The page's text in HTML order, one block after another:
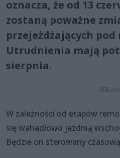
oznacza, że od 13
zostaną poważne
przejeżdżających
Utrudnienia mają
sierpnia.
W zależności od etapów
się wahadłowo jezdnią
Będzie on sterowany